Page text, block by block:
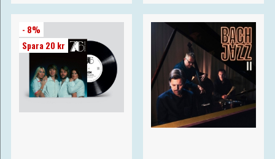
- 8%
Spara 20 kr